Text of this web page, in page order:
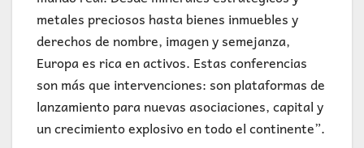
metales preciosos hasta bienes inmuebles y
derechos de nombre, imagen y semejanza,
Europa es rica en activos. Estas conferencias
son más que intervenciones: son plataformas de
lanzamiento para nuevas asociaciones, capital y
un crecimiento explosivo en todo el continente”.